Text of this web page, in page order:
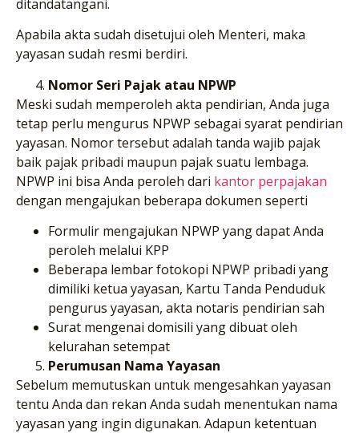
ditandatangani.
Apabila akta sudah disetujui oleh Menteri, maka
yayasan sudah resmi berdiri.
Nomor Seri Pajak atau NPWP
Meski sudah memperoleh akta pendirian, Anda juga
tetap perlu mengurus NPWP sebagai syarat pendirian
yayasan. Nomor tersebut adalah tanda wajib pajak
baik pajak pribadi maupun pajak suatu lembaga.
NPWP ini bisa Anda peroleh dari kantor perpajakan
dengan mengajukan beberapa dokumen seperti
Formulir mengajukan NPWP yang dapat Anda
peroleh melalui KPP
Beberapa lembar fotokopi NPWP pribadi yang
dimiliki ketua yayasan, Kartu Tanda Penduduk
pengurus yayasan, akta notaris pendirian sah
Surat mengenai domisili yang dibuat oleh
kelurahan setempat
Perumusan Nama Yayasan
Sebelum memutuskan untuk mengesahkan yayasan
tentu Anda dan rekan Anda sudah menentukan nama
yayasan yang ingin digunakan. Adapun ketentuan